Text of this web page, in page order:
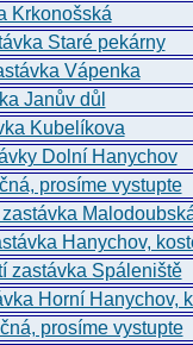
Krkonošská
Staré pekárny
Vápenka
Janův důl
Kubelíkova
Dolní Hanychov
prosíme vystupte
Hanychov,
zastávka Spáleniště
Horní Hanychov,
prosíme vystupte